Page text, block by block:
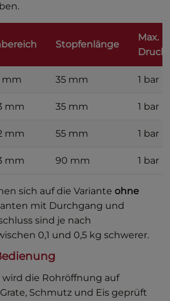
Stopfenlänge
Max.
Druck
mm 35 mm 1 bar
mm 35 mm 1 bar
mm 55 mm 1 bar
mm 90 mm 1 bar
sich auf die Varianteohne
mit Durchgang und
sind je nach
0,1 und 0,5 kg schwerer.
wird die Rohröffnung auf
Schmutz und Eis geprüft